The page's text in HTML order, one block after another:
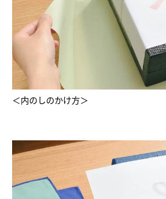
＜内のしのかけ方＞